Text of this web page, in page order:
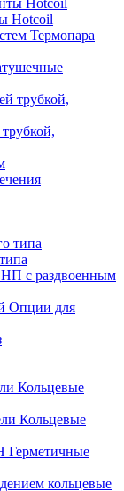
Hotcoil
Термопара
с раздвоенным
Опции для
Кольцевые
Кольцевые
Герметичные